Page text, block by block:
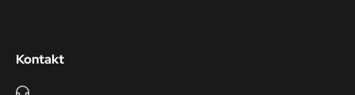
Kontakt